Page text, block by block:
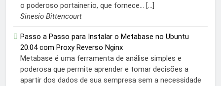
o poderoso portainer.io, que fornece... […]
Sinesio Bittencourt
Passo a Passo para Instalar o Metabase no Ubuntu
20.04 com Proxy Reverso Nginx
Metabase é uma ferramenta de análise simples e
poderosa que permite aprender e tomar decisões a
apartir dos dados de sua sempresa sem a necessidade